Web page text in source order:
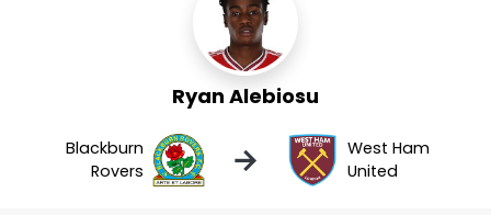
Ryan Alebiosu
Blackburn
Rovers
→
West Ham
United